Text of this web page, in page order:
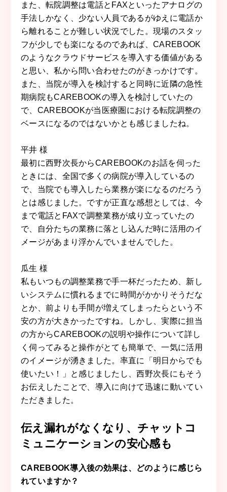
また、転院調整は電話とFAXといったアナログの
手法しかなく、少ない人員であるがゆえに電話か
ら離れることが難しい状況でした。現場のスタッ
フが少しでも楽になるのであれば、CAREBOOK
のようなクラウドサービスを導入する価値がある
と思い、私から問い合わせたのがきっかけです。
また、当院が導入を検討すると同時に近隣の急性
期病院もCAREBOOKの導入を検討していたの
で、CAREBOOKが当医療圏における転院調整の
ベースになるのではないかとも感じましたね。
平井 様
最初に西野次長からCAREBOOKのお話を伺った
ときには、全国で多くの病院が導入しているの
で、当院でも導入したら業務が楽になるのだろう
とは感じました。ですが正直な感想としては、今
まで電話とFAXで調整業務が成り立っていたの
で、自分たちの業務に落とし込んだ時に活用のイ
メージがあまり浮かんでいませんでした。
瓜生 様
私もいつもの調整業務で手一杯だったため、新し
いシステムに慣れるまでに時間がかかりそうだな
とか、前よりも手間が増えてしまったらという不
安の方が大きかったですね。しかし、実際に担当
の方からCAREBOOKの説明や操作について詳し
く伺ってみると操作がとても簡単で、一気に活用
のイメージが湧きました。率直に「明日からでも
使いたい！」と感じましたし、西野次長にもそう
お伝えしたことで、導入に向けて迅速に動いてい
ただきました。
伝え漏れがなくなり、チャットコ
ミュニケーションの安心感も
CAREBOOK導入後の効果は、どのように感じら
れていますか？